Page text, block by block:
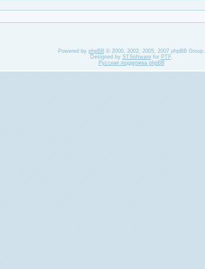
Powered by phpBB© 2000, 2002, 2005, 2007 phpBB Group.
Designed by STSoftwarefor PTF.
Русская поддержка phpBB